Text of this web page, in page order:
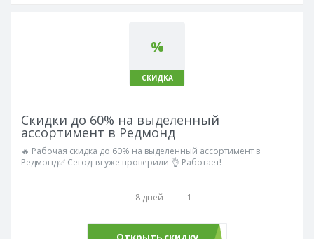
%
СКИДКА
Скидки до 60% на выделенный
ассортимент в Редмонд
🔥 Рабочая скидка до 60% на выделенный ассортимент в
Редмонд✅ Сегодня уже проверили 👌 Работает!
8 дней 1